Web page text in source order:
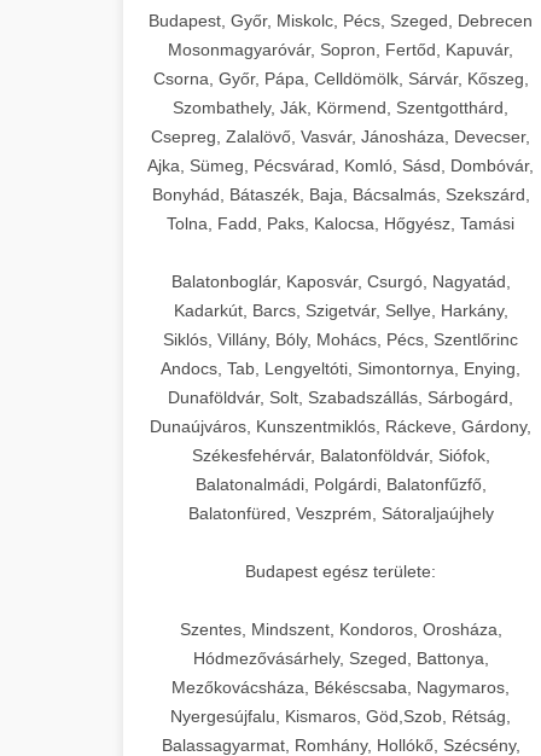
szonyegtakaritas.org
klinika átalakulási történet
Technikák és módszerek a páciensek
érdeklődésének és elkötelezettségének
drámai növeléséhez. Egy 150%-os
fellendülési esettanulmány gyakorlati
betekintésekkel.
weboldal-keszites.co
elkötelezettség erősítési módszerek
🎮 19. AI Google Ads és
Meta Kampány Kezelés +
Fejlett AI-alapú Google Ads és Meta
hirdetési kampánykezelés.
Optimalizálja hirdetési költségvetését
aikampany.hu
AI hirdetési automatizálás
🍞 20. Ipari Dagasztógép +
Professzionális ipari dagasztógépek és
tésztakeverő gépek pékségek és
kereskedelmi konyhák számára.
Masszív konstrukció megbízható
teljesítményhez.
chef-iparikonyhagepek.hu
kereskedelmi tésztakeverő
🔪 21. Ipari Szeletelőgép+
Ipari hús- és sajtszeletelő gépek
professzionális élelmiszer-
előkészítéshez. Precíziós vágás
állítható vastagság beállítással.
chef-iparikonyhagepek.hu
professzionális élelmiszer szeletelő
📦 22. Vákuumozó Gép +
Kereskedelmi vákuumcsomagoló
berendezések élelmiszerek
szavatossági időt és tartsa meg a
chef-iparikonyhagepek.hu
vákuum lezáró berendezés
🎁 23. Vákuumfóliázó
+
professzionális élelmiszer-csomagolási
műveletekhez. Hatékony lezárási és
tartósítási megoldások.
chef-iparikonyhagepek.hu
🔥 24. Ipari Sütő és
Gőzpároló
+
Kereskedelmi légkeveréses sütők és
Budapest, Győr, Miskolc, Pécs, Szeged, Debrecen
Mosonmagyaróvár, Sopron, Fertőd, Kapuvár,
Csorna, Győr, Pápa, Celldömölk, Sárvár, Kőszeg,
Szombathely, Ják, Körmend, Szentgotthárd,
Csepreg, Zalalövő, Vasvár, Jánosháza, Devecser,
Ajka, Sümeg, Pécsvárad, Komló, Sásd, Dombóvár,
Bonyhád, Bátaszék, Baja, Bácsalmás, Szekszárd,
Tolna, Fadd, Paks, Kalocsa, Hőgyész, Tamási
Balatonboglár, Kaposvár, Csurgó, Nagyatád,
Kadarkút, Barcs, Szigetvár, Sellye, Harkány,
Siklós, Villány, Bóly, Mohács, Pécs, Szentlőrinc
Andocs, Tab, Lengyeltóti, Simontornya, Enying,
Dunaföldvár, Solt, Szabadszállás, Sárbogárd,
Dunaújváros, Kunszentmiklós, Ráckeve, Gárdony,
Székesfehérvár, Balatonföldvár, Siófok,
Balatonalmádi, Polgárdi, Balatonfűzfő,
Balatonfüred, Veszprém, Sátoraljaújhely
Budapest egész területe:
Szentes, Mindszent, Kondoros, Orosháza,
Hódmezővásárhely, Szeged, Battonya,
Mezőkovácsháza, Békéscsaba, Nagymaros,
Nyergesújfalu, Kismaros, Göd,Szob, Rétság,
Balassagyarmat, Romhány, Hollókő, Szécsény,